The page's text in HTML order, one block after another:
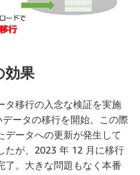
効果
タ移行の入念な検証を実施
ータの移行を開始。この際
データへの更新が発生して
たが、2023 年 12 月に移行
了。大きな問題もなく本番